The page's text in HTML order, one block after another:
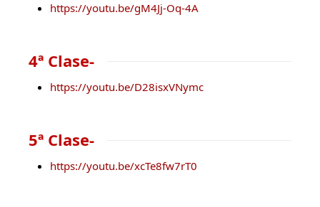
https://youtu.be/gM4Jj-Oq-4A
4ª Clase-
https://youtu.be/D28isxVNymc
5ª Clase-
https://youtu.be/xcTe8fw7rT0